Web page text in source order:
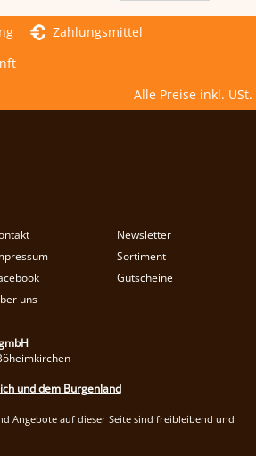
Zahlungsmittel
Alle Preise inkl. USt.
Newsletter
Sortiment
Gutscheine
uns
und dem Burgenland
Angebote auf dieser Seite sind freibleibend und